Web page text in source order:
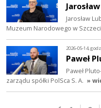
Jarosław
Muzeum Narodowego w
2026-05-14,
Paweł
Paweł
zarządu spółki PolSca S. A. »